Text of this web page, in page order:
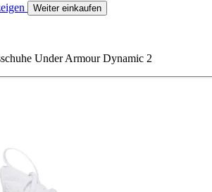
Weiter einkaufen
Under Armour Dynamic 2